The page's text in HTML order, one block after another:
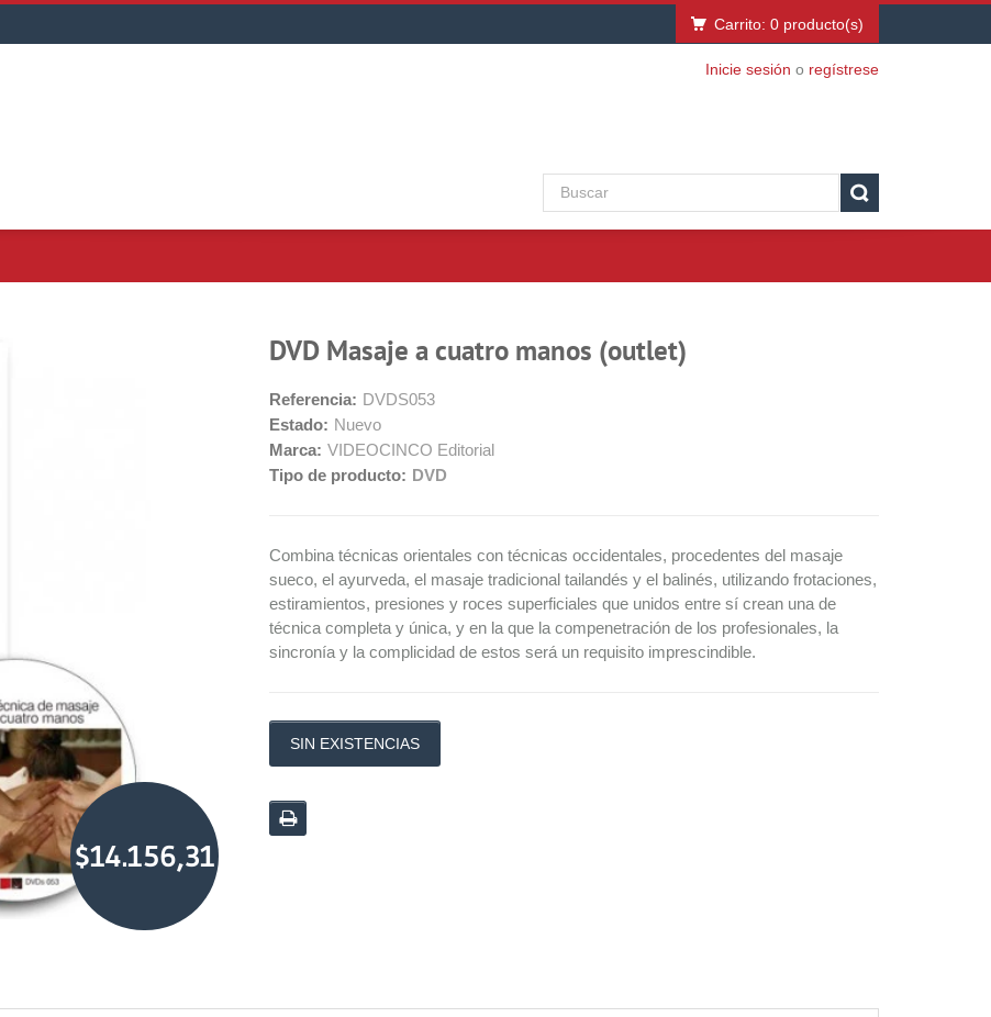
Carrito: 0 producto(s)
Inicie sesión o regístrese
$14.156,31
DVD Masaje a cuatro manos (outlet)
Referencia: DVDS053
Estado: Nuevo
Marca: VIDEOCINCO Editorial
Tipo de producto: DVD
Combina técnicas orientales con técnicas occidentales, procedentes del masaje
sueco, el ayurveda, el masaje tradicional tailandés y el balinés, utilizando frotaciones,
estiramientos, presiones y roces superficiales que unidos entre sí crean una de
técnica completa y única, y en la que la compenetración de los profesionales, la
sincronía y la complicidad de estos será un requisito imprescindible.
SIN EXISTENCIAS